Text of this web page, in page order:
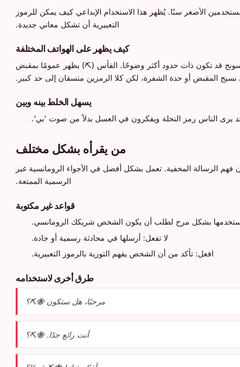
لاحقًا، خاصة بين المستخدمين الأصغر سنًا. يُظهر هذا الاستخدام الإبداعي كيف يمكن للرموز
التعبيرية أن تشكل معاني جديدة.
كيف يظهر على الهواتف المختلفة
قد تكون ذات حدود أكثر وضوحًا. الفأس (⛏️) يظهر عمومًا بمقبض
المقبض أو حدة الشفرة، لكن كلا الرمزين متسقان إلى حد كبير.
يسهل الخلط بينه وبين
يرى الناس رمز النحلة ويفكرون في العسل بدلاً من صوت 'بي'.
من يقرأه بشكل مختلف
فهم الرسالة المخفية. تعمل بشكل أفضل في الأجواء الرومانسية غير
الرسمية الممتعة.
قواعد غير مكتوبة
بشكل مرح لطلب أن يكون الشخص شريكك الرومانسي.
لا تفعل: أرسلها في محادثة رسمية أو جادة.
افعل: تأكد من أن الشخص يفهم التورية بالرموز التعبيرية.
طرق أخرى لاستخدامه
مرحبًا، هل ستكون 🐝⛏️؟
أنت رائع جدًا. 🐝⛏️؟